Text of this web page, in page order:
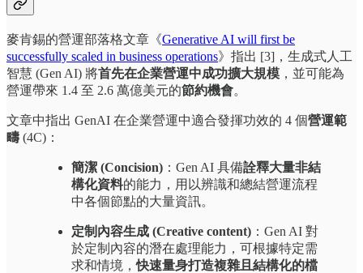
麥肯錫的營運部落格文章《Generative AI will first be
successfully scaled in business operations》指出 [3]，生成式人工
智慧 (Gen AI) 將首先在企業營運中成功擴大規模 ，並可能為
營運帶來 1.4 至 2.6 萬億美元的節約機會。
文章中指出 GenAI 在企業營運中適合發揮功效的 4 個營運範
疇 (4C)：
簡潔 (Concision) ：Gen AI 具備詮釋大量非結
構化資料的能力，用以辨識和總結營運流程
中各個節點的大量資訊。
定制內容生成 (Creative content) ：Gen AI 對
於定制內容的潛在處理能力，可根據特定需
求和情境，快速量身打造複雜且結構化的檔